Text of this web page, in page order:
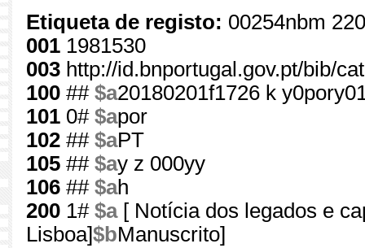
Etiqueta de registo: 00254nbm
001 1981530
003 http://id.bnportugal.gov.pt/bib/
100 ## $a20180201f1726 k
101 0# $apor
102 ## $aPT
105 ## $ay z 000yy
106 ## $ah
200 1# $a[ Notícia dos legados e
Lisboa]$bManuscrito]